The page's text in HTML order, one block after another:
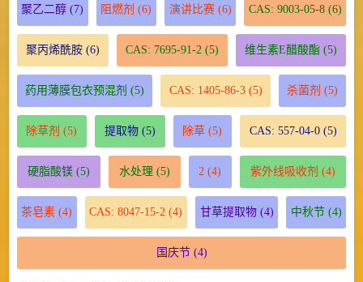
聚乙二醇 (7) 阻燃剂 (6) 演讲比赛(6) CAS: 9003-05-8(6)
聚丙烯酰胺(6) CAS: 7695-91-2 (5) 维生素E醋酸酯 (5)
药用薄膜包衣预混剂 (5) CAS: 1405-86-3(5) 杀菌剂 (5)
除草剂 (5) 提取物(5) 除草 (5) CAS: 557-04-0(5)
硬脂酸镁(5) 水处理 (5) 2 (4) 紫外线吸收剂 (4)
茶皂素 (4) CAS: 8047-15-2 (4) 甘草提取物(4) 中秋节(4)
国庆节(4)